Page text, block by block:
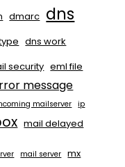
dmarc dns
dns work
security eml file
message
mailserver
ip
mail delayed
mail server
mx